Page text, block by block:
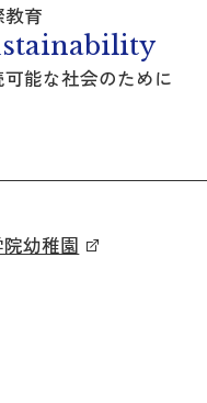
教育
可能な社会のために
幼稚園